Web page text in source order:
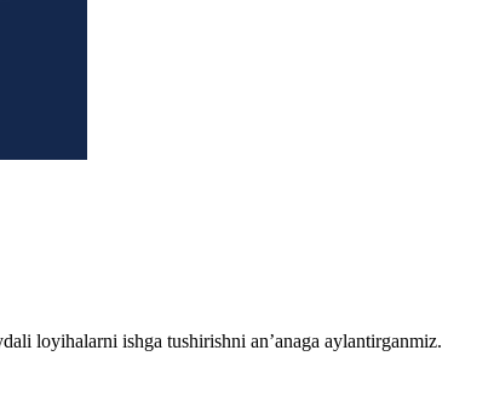
loyihalarni ishga tushirishni an’anaga aylantirganmiz.